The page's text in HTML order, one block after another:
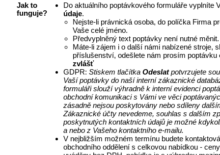
Jak to
funguje?
Do aktuálního poptávkového formuláře vyplníte
údaje.
Nejste-li právnická osoba, do políčka Firma
Vaše celé jméno.
Předvyplněný text poptávky není nutné měnit.
Máte-li zájem i o další námi nabízené stroje,
příslušenství, odešlete nám prosím poptávku
zvlášť
GDPR: Stiskem tlačítka Odeslatpotvrzujete
Vaší poptávky do naší interní zákaznické
formuláři slouží výhradně k interní evidenci
obchodní komunikaci s Vámi ve věci
zásadně nejsou poskytovány nebo sdíleny
Zákaznické účty nevedeme, souhlas s dalším
poskytnutých kontaktních údajů je možné
a nebo z Vašeho kontaktního e-mailu.
V nejbližším možném termínu budete
obchodního oddělení s celkovou nabídkou -